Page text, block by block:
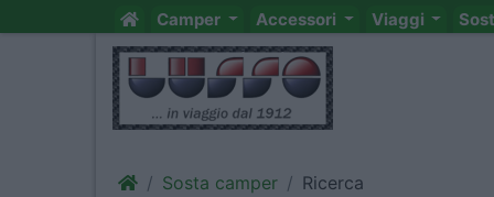
Camper Accessori Viaggi
Sosta camper Ricerca